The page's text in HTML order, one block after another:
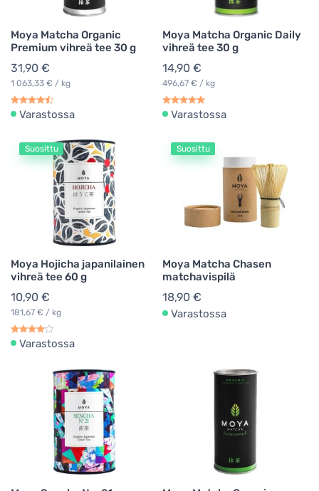
Moya Matcha Organic
Premium vihreä tee 30 g
31,90 €
1 063,33 € / kg
Varastossa
Moya Matcha Organic Daily
vihreä tee 30 g
14,90 €
496,67 € / kg
Varastossa
Suosittu
Moya Hojicha japanilainen
vihreä tee 60 g
10,90 €
181,67 € / kg
Varastossa
Suosittu
Moya Matcha Chasen
matchavispilä
18,90 €
Varastossa